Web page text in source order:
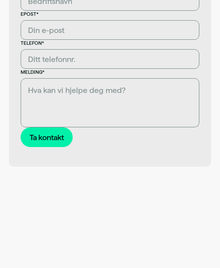
EPOST*
TELEFON*
MELDING*
Ta kontakt